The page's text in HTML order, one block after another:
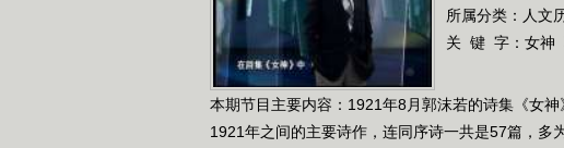
所属分类：人文
关 键 字： 女神
本期节目主要内容：1921年8月郭沫若的诗集《女
1921年之间的主要诗作，连同序诗一共是57篇，多